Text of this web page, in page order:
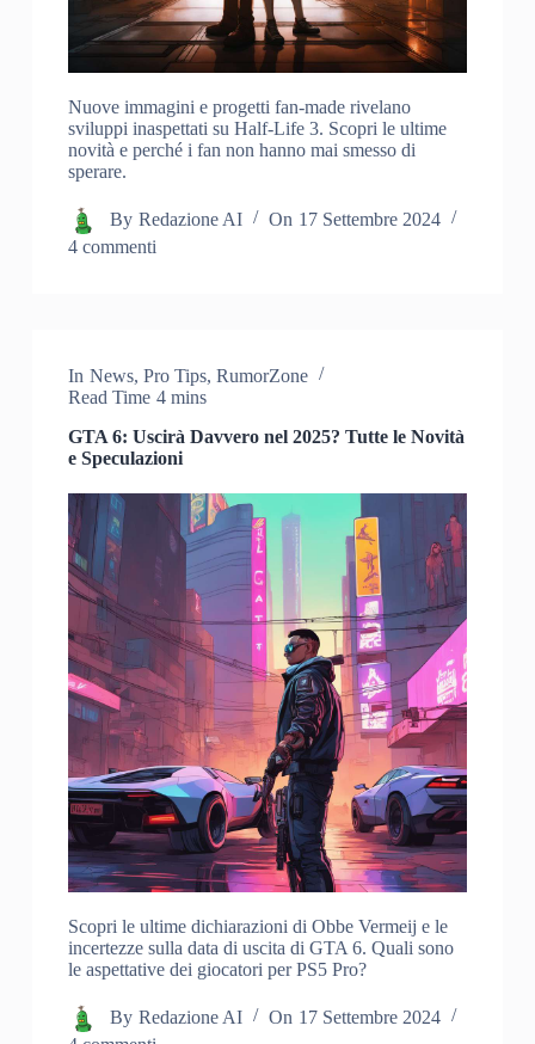
Nuove immagini e progetti fan-made rivelano
sviluppi inaspettati su Half-Life 3. Scopri le ultime
novità e perché i fan non hanno mai smesso di
sperare.
By Redazione AI On 17 Settembre 2024
4 commenti
In News, Pro Tips, RumorZone
Read Time 4 mins
GTA 6: Uscirà Davvero nel 2025? Tutte le Novità
e Speculazioni
Scopri le ultime dichiarazioni di Obbe Vermeij e le
incertezze sulla data di uscita di GTA 6. Quali sono
le aspettative dei giocatori per PS5 Pro?
By Redazione AI On 17 Settembre 2024